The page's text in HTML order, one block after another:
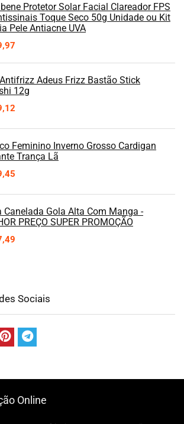
Protetor Solar Facial Clareador FPS
Toque Seco 50g Unidade ou Kit
Pele Antiacne UVA
Adeus Frizz Bastão Stick
12g
Feminino Inverno Grosso Cardigan
Trança Lã
Canelada Gola Alta Com Manga -
PREÇO SUPER PROMOÇÃO
Sociais
Online